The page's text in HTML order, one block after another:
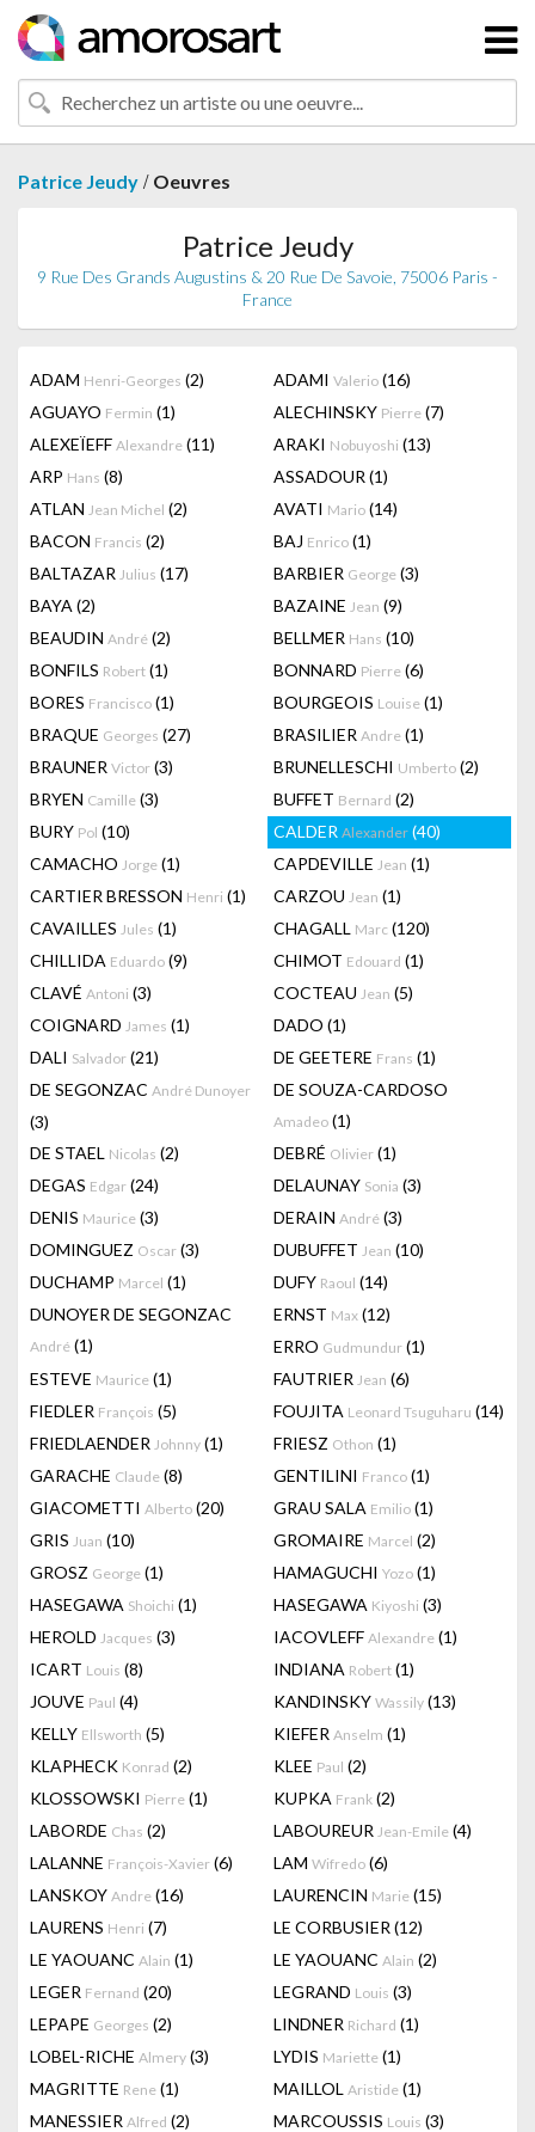
Patrice Jeudy / Oeuvres
Patrice Jeudy
9 Rue Des Grands Augustins & 20 Rue De Savoie, 75006 Paris -
France
ADAM Henri-Georges (2) ADAMI Valerio (16)
AGUAYO Fermin (1) ALECHINSKY Pierre (7)
ALEXEÏEFF Alexandre (11) ARAKI Nobuyoshi (13)
ARP Hans (8) ASSADOUR (1)
ATLAN Jean Michel (2) AVATI Mario (14)
BACON Francis (2) BAJ Enrico (1)
BALTAZAR Julius (17) BARBIER George (3)
BAYA (2) BAZAINE Jean (9)
BEAUDIN André (2) BELLMER Hans (10)
BONFILS Robert (1) BONNARD Pierre (6)
BORES Francisco (1) BOURGEOIS Louise (1)
BRAQUE Georges (27) BRASILIER Andre (1)
BRAUNER Victor (3) BRUNELLESCHI Umberto (2)
BRYEN Camille (3) BUFFET Bernard (2)
BURY Pol (10) CALDER Alexander (40)
CAMACHO Jorge (1) CAPDEVILLE Jean (1)
CARTIER BRESSON Henri (1) CARZOU Jean (1)
CAVAILLES Jules (1) CHAGALL Marc (120)
CHILLIDA Eduardo (9) CHIMOT Edouard (1)
CLAVÉ Antoni (3) COCTEAU Jean (5)
COIGNARD James (1) DADO (1)
DALI Salvador (21) DE GEETERE Frans (1)
DE SEGONZAC André Dunoyer
(3)
DE SOUZA-CARDOSO
Amadeo (1)
DE STAEL Nicolas (2) DEBRÉ Olivier (1)
DEGAS Edgar (24) DELAUNAY Sonia (3)
DENIS Maurice (3) DERAIN André (3)
DOMINGUEZ Oscar (3) DUBUFFET Jean (10)
DUCHAMP Marcel (1) DUFY Raoul (14)
DUNOYER DE SEGONZAC
André (1)
ERNST Max (12)
ERRO Gudmundur (1)
ESTEVE Maurice (1) FAUTRIER Jean (6)
FIEDLER François (5) FOUJITA Leonard Tsuguharu (14)
FRIEDLAENDER Johnny (1) FRIESZ Othon (1)
GARACHE Claude (8) GENTILINI Franco (1)
GIACOMETTI Alberto (20) GRAU SALA Emilio (1)
GRIS Juan (10) GROMAIRE Marcel (2)
GROSZ George (1) HAMAGUCHI Yozo (1)
HASEGAWA Shoichi (1) HASEGAWA Kiyoshi (3)
HEROLD Jacques (3) IACOVLEFF Alexandre (1)
ICART Louis (8) INDIANA Robert (1)
JOUVE Paul (4) KANDINSKY Wassily (13)
KELLY Ellsworth (5) KIEFER Anselm (1)
KLAPHECK Konrad (2) KLEE Paul (2)
KLOSSOWSKI Pierre (1) KUPKA Frank (2)
LABORDE Chas (2) LABOUREUR Jean-Emile (4)
LALANNE François-Xavier (6) LAM Wifredo (6)
LANSKOY Andre (16) LAURENCIN Marie (15)
LAURENS Henri (7) LE CORBUSIER (12)
LE YAOUANC Alain (1) LE YAOUANC Alain (2)
LEGER Fernand (20) LEGRAND Louis (3)
LEPAPE Georges (2) LINDNER Richard (1)
LOBEL-RICHE Almery (3) LYDIS Mariette (1)
MAGRITTE Rene (1) MAILLOL Aristide (1)
MANESSIER Alfred (2) MARCOUSSIS Louis (3)